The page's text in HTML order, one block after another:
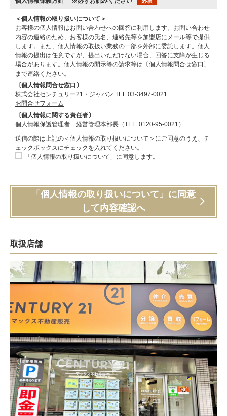
＜個人情報の取り扱いについて＞
お客様の個人情報はお問い合わせへの回答に利用します。お問い合わせ
内容の連絡のため、お客様の氏名、連絡先等を加盟店にメール等で提供
します。また、個人情報の取扱い業務の一部を外部に委託します。個人
情報の提出は任意ですが、提出いただけない場合、回答に支障が生じる
場合があります。個人情報の開示等の請求等は〔個人情報問合せ窓口〕
まで連絡ください。
〔個人情報問合せ窓口〕
株式会社センチュリー21・ジャパン TEL:03-3497-0021
お問合せフォーム
〔個人情報に関する責任者〕
個人情報保護管理者 経営管理本部長（TEL: 0120-95-0021）
送信の際は上記の＜個人情報の取り扱いについて＞にご同意のうえ、チ
ェックボックスにチェックを入れてください。
「個人情報の取り扱いについて」に同意します。
「個人情報の取り扱いについて」に同意
して内容確認へ
取扱店舗